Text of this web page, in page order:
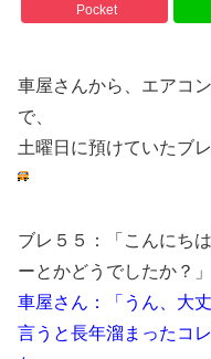
Pocket
車屋さんから、エアコ
で、
土曜日に預けていたブ
ブレ５５：「こんにち
ーとかどうでしたか？」
車屋さん：「うん、大
言うと長年溜まったコ